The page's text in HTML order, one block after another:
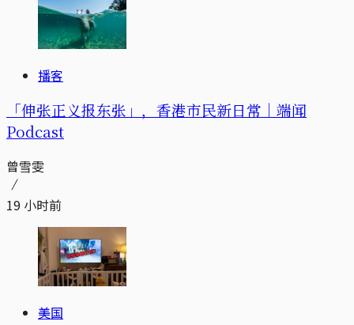
播客
「伸张正义报东张」，香港市民新日常｜端闻
Podcast
曾雪雯
19 小时前
美国